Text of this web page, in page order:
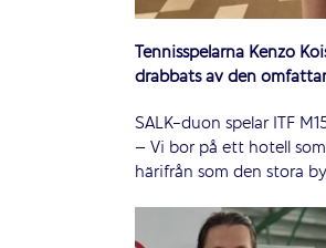
Tennisspelarna Kenzo
drabbats av den
SALK-duon spelar ITF
– Vi bor på ett hotell
härifrån som den stora